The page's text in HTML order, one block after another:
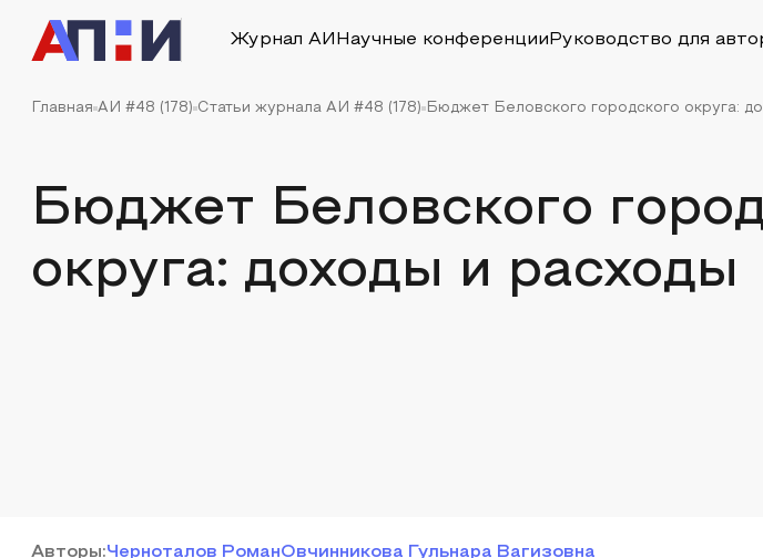
Журнал АИ Научные конференции Руководство для
Главная АИ #48 (178) Статьи журнала АИ #48 (178) Бюджет Беловского городского округа:
Бюджет Беловского
округа: доходы и расходы
Авторы:Черноталов РоманОвчинникова Гульнара Вагизовна